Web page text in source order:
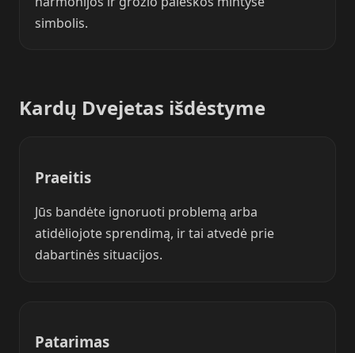
simbolis.
Kardų Dvejetas išdėstyme
Praeitis
Jūs bandėte ignoruoti problemą arba
atidėliojote sprendimą, ir tai atvedė prie
dabartinės situacijos.
Patarimas